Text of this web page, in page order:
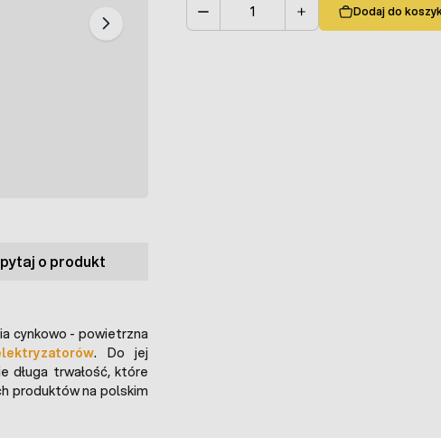
Dodaj do
o produkt
cynkowo - powietrzna
. Do jej
długa trwałość, które
produktów na polskim